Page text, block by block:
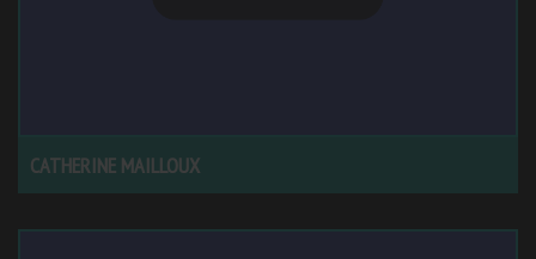
CATHERINE MAILLOUX